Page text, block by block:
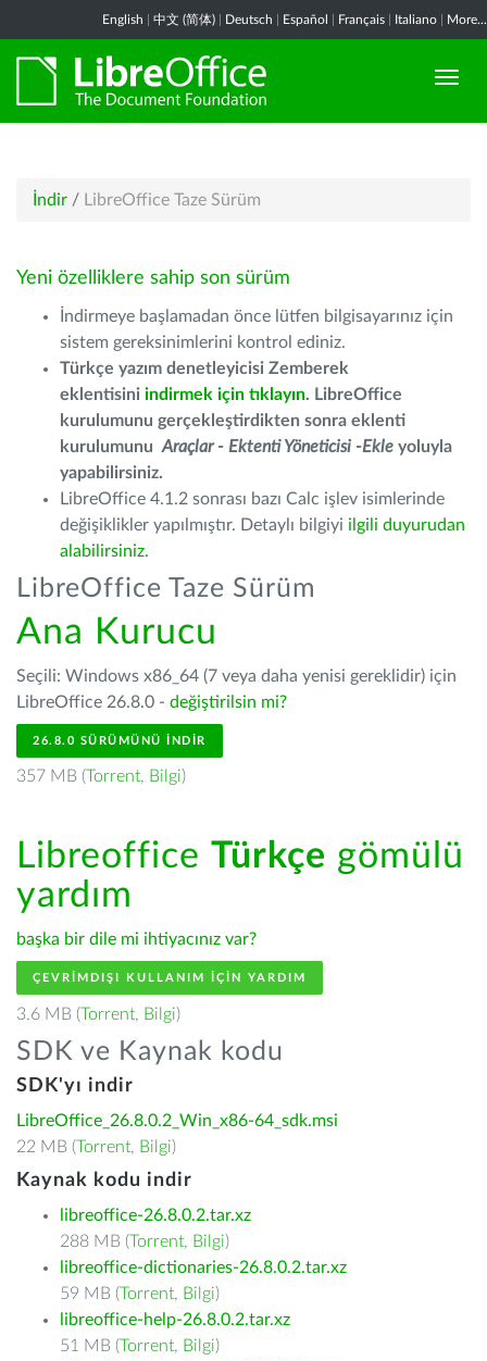
English 中文 (简体) Deutsch Español Français Italiano More...
İndir / LibreOffice Taze Sürüm
Yeni özelliklere sahip son sürüm
İndirmeye başlamadan önce lütfen bilgisayarınız için
sistem gereksinimlerini kontrol ediniz.
Türkçe yazım denetleyicisi Zemberek
eklentisini indirmek için tıklayın. LibreOffice
kurulumunu gerçekleştirdikten sonra eklenti
kurulumunu Araçlar - Ektenti Yöneticisi -Ekle yoluyla
yapabilirsiniz.
LibreOffice 4.1.2 sonrası bazı Calc işlev isimlerinde
değişiklikler yapılmıştır. Detaylı bilgiyi ilgili duyurudan
alabilirsiniz.
LibreOffice Taze Sürüm
Ana Kurucu
Seçili: Windows x86_64 (7 veya daha yenisi gereklidir) için
LibreOffice 26.8.0 - değiştirilsin mi?
26.8.0 SÜRÜMÜNÜ İNDIR
357 MB (Torrent, Bilgi)
Libreoffice Türkçe gömülü
yardım
başka bir dile mi ihtiyacınız var?
ÇEVRIMDIŞI KULLANIM IÇIN YARDIM
3.6 MB (Torrent, Bilgi)
SDK ve Kaynak kodu
SDK'yı indir
LibreOffice_26.8.0.2_Win_x86-64_sdk.msi
22 MB (Torrent, Bilgi)
Kaynak kodu indir
libreoffice-26.8.0.2.tar.xz
288 MB (Torrent, Bilgi)
libreoffice-dictionaries-26.8.0.2.tar.xz
59 MB (Torrent, Bilgi)
libreoffice-help-26.8.0.2.tar.xz
51 MB (Torrent, Bilgi)